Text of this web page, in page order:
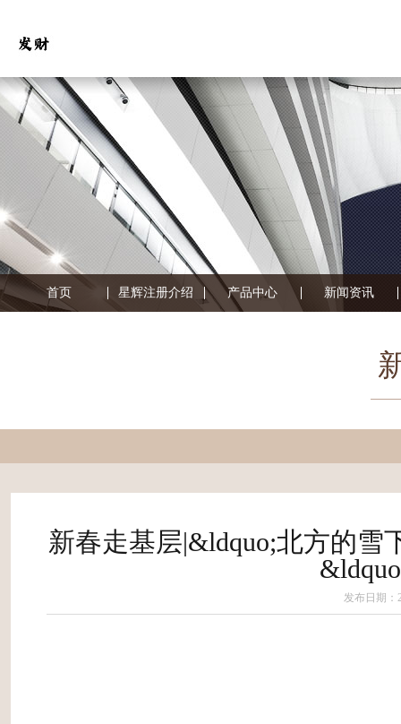
首页 星辉注册介绍 产品中心 新闻资讯
新春走基层|&ldquo;北方的雪
发布日期：